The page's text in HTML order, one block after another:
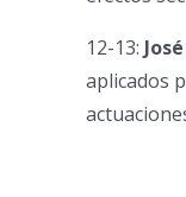
12-13:
aplicados